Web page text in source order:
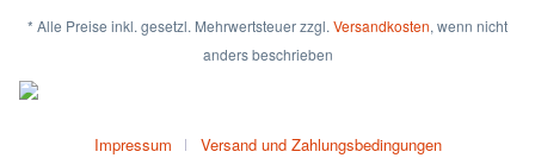
* Alle Preise inkl. gesetzl. Mehrwertsteuer zzgl. Versandkosten, wenn nicht
anders beschrieben
Impressum
Versand und Zahlungsbedingungen